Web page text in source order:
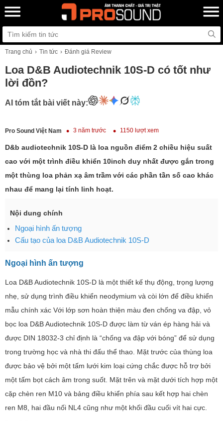
Trang chủ Tin tức Đánh giá Review
Loa D&B Audiotechnik 10S-D có tốt như
lời đồn?
AI tóm tắt bài viết này:
Pro Sound Việt Nam 3 năm trước 1150 lượt xem
D&b audiotechnik 10S-D là loa nguồn điểm 2 chiều hiệu suất
cao với một trình điều khiển 10inch duy nhất được gắn trong
một thùng loa phản xạ âm trầm với các phần tần số cao khác
nhau để mang lại tính linh hoạt.
Nội dung chính
Ngoại hình ấn tượng
Cấu tạo của loa D&B Audiotechnik 10S-D
Ngoại hình ấn tượng
Loa D&B Audiotechnik 10S-D là một thiết kế thụ động, trọng lượng
nhẹ, sử dụng trình điều khiển neodymium và còi lớn để điều khiển
mẫu chính xác Với lớp sơn hoàn thiện màu đen chống va đập, vỏ
bọc loa D&B Audiotechnik 10S-D được làm từ ván ép hàng hải và
được DIN 18032-3 chỉ định là “chống va đập với bóng” để sử dụng
trong trường học và nhà thi đấu thể thao. Mặt trước của thùng loa
được bảo vệ bởi một tấm lưới kim loại cứng chắc được hỗ trợ bởi
một tấm bọt cách âm trong suốt. Mặt trên và mặt dưới tích hợp một
cặp chèn ren M10 và bảng điều khiển phía sau kết hợp hai chèn
ren M8, hai đầu nối NL4 cũng như một khối đầu cuối vít hai cực.